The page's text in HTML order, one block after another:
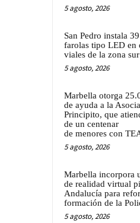
5 agosto, 2026
San Pedro instala
farolas tipo LED en
viales de la zona sur
5 agosto, 2026
Marbella otorga
de ayuda a la
Principito, que
de un centenar
de menores con
5 agosto, 2026
Marbella incorpora
de realidad virtual
Andalucía para
formación de la
5 agosto, 2026